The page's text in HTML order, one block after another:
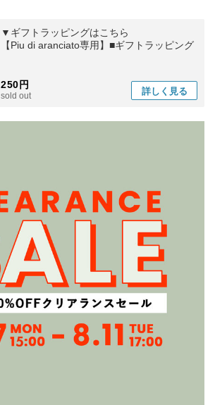
▼ギフトラッピングはこちら
【Piu di aranciato専用】■ギフトラッピング
250円
sold out 詳しく 見る